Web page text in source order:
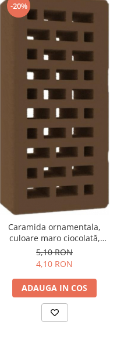
-20%
Caramida ornamentala,
culoare maro ciocolată,
250x120x65
5,10 RON
4,10 RON
ADAUGA IN COS